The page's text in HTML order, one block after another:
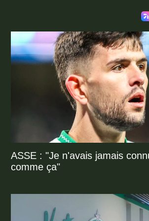
ASSE : "Je n'avais jamais
comme ça"